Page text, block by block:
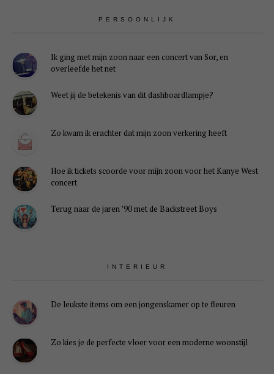
PERSOONLIJK
Ik ging met mijn zoon naar een concert van Sor, en
overleefde het net
Weet jij de betekenis van dit dashboardlampje?
Zo kwam ik erachter dat mijn zoon verkering heeft
Hoe ik tickets scoorde voor mijn zoon voor het Kanye West
concert
Terug naar de jaren ’90 met de Backstreet Boys
INTERIEUR
De leukste items om een jongenskamer op te fleuren
Zo kies je de perfecte vloer voor een moderne woonstijl